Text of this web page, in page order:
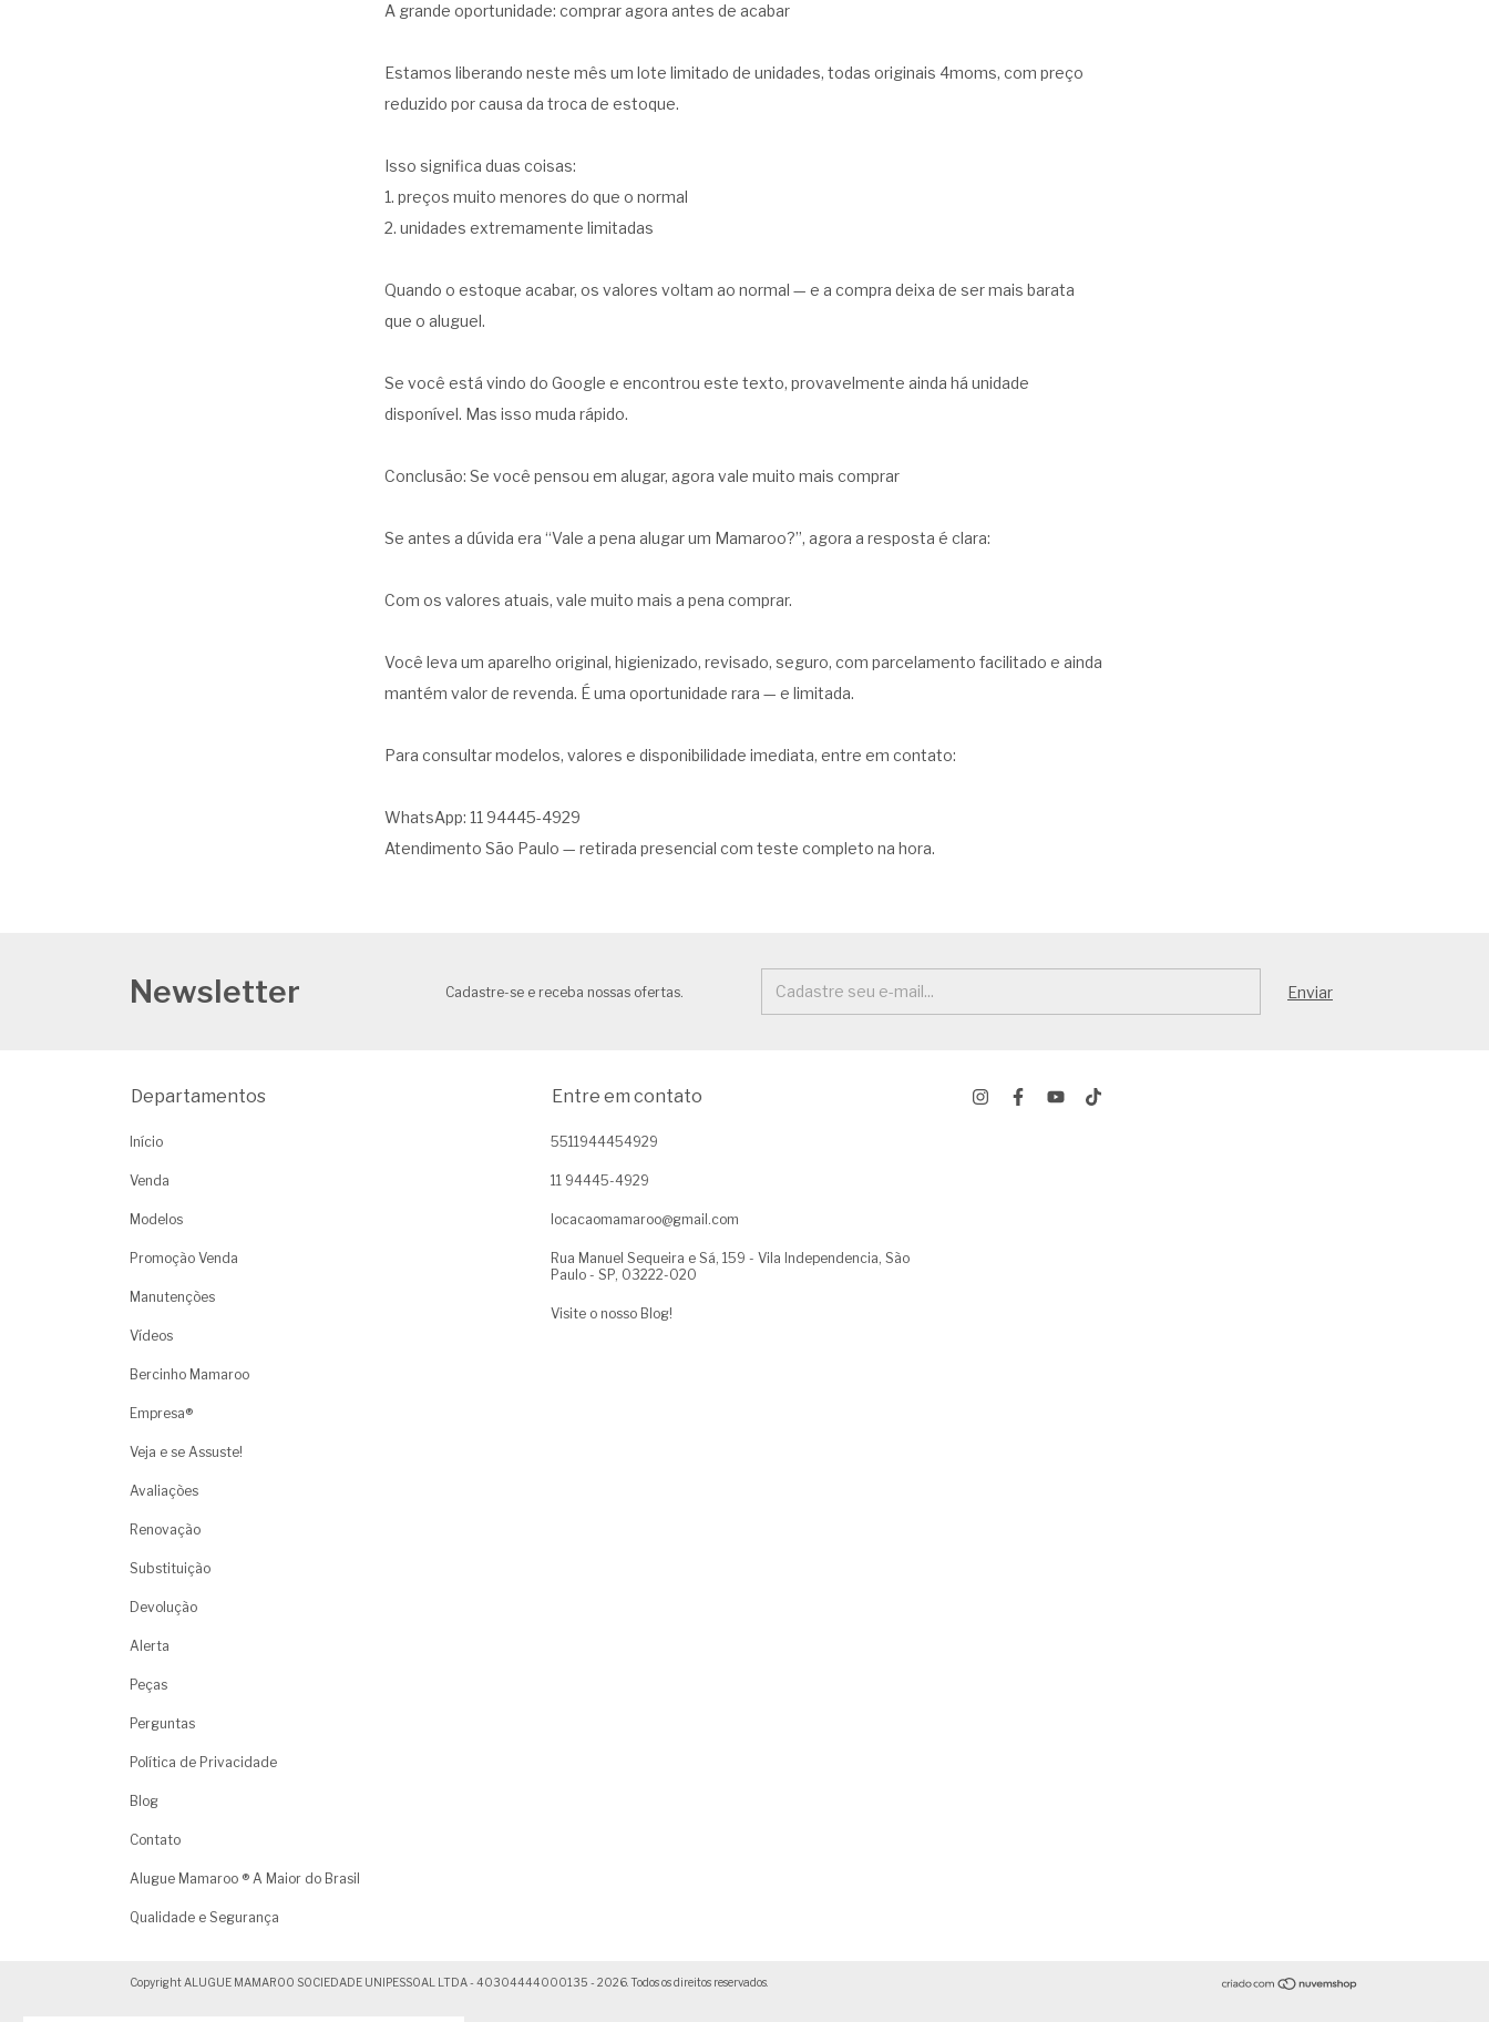
A grande oportunidade: comprar agora antes de acabar
Estamos liberando neste mês um lote limitado de unidades, todas originais 4moms, com preço
reduzido por causa da troca de estoque.
Isso significa duas coisas:
1. preços muito menores do que o normal
2. unidades extremamente limitadas
Quando o estoque acabar, os valores voltam ao normal — e a compra deixa de ser mais barata
que o aluguel.
Se você está vindo do Google e encontrou este texto, provavelmente ainda há unidade
disponível. Mas isso muda rápido.
Conclusão: Se você pensou em alugar, agora vale muito mais comprar
Se antes a dúvida era “Vale a pena alugar um Mamaroo?”, agora a resposta é clara:
Com os valores atuais, vale muito mais a pena comprar.
Você leva um aparelho original, higienizado, revisado, seguro, com parcelamento facilitado e ainda
mantém valor de revenda. É uma oportunidade rara — e limitada.
Para consultar modelos, valores e disponibilidade imediata, entre em contato:
WhatsApp: 11 94445-4929
Atendimento São Paulo — retirada presencial com teste completo na hora.
Newsletter Cadastre-se e receba nossas ofertas.
Departamentos
Início
Venda
Modelos
Promoção Venda
Manutenções
Vídeos
Bercinho Mamaroo
Empresa®
Veja e se Assuste!
Avaliações
Renovação
Substituição
Devolução
Alerta
Peças
Perguntas
Política de Privacidade
Blog
Contato
Alugue Mamaroo ® A Maior do Brasil
Qualidade e Segurança
Entre em contato
5511944454929
11 94445-4929
locacaomamaroo@gmail.com
Rua Manuel Sequeira e Sá, 159 - Vila Independencia, São
Paulo - SP, 03222-020
Visite o nosso Blog!
Copyright ALUGUE MAMAROO SOCIEDADE UNIPESSOAL LTDA - 40304444000135 - 2026. Todos os direitos reservados.